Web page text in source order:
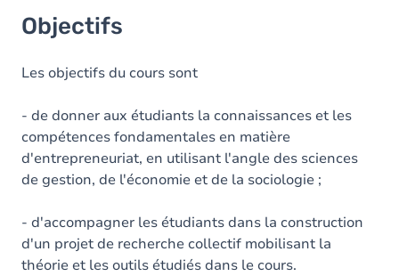
Objectifs
Les objectifs du cours sont
- de donner aux étudiants la connaissances et les
compétences fondamentales en matière
d'entrepreneuriat, en utilisant l'angle des sciences
de gestion, de l'économie et de la sociologie ;
- d'accompagner les étudiants dans la construction
d'un projet de recherche collectif mobilisant la
théorie et les outils étudiés dans le cours.